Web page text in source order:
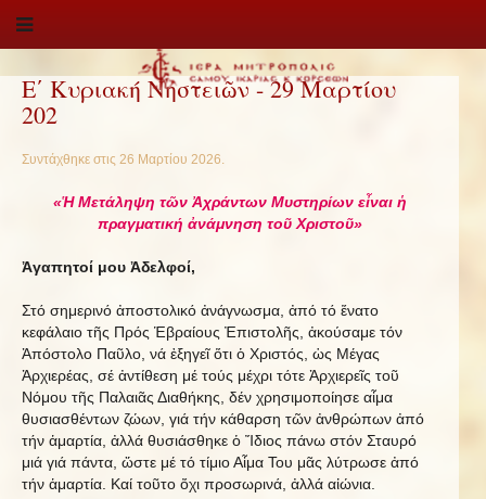
Ε΄ Κυριακή Νηστειῶν - 29 Μαρτίου
202
Συντάχθηκε στις 26 Μαρτίου 2026.
«Ἡ Μετάληψη τῶν Ἀχράντων Μυστηρίων εἶναι ἡ
πραγματική ἀνάμνηση τοῦ Χριστοῦ»
Ἀγαπητοί μου Ἀδελφοί,
Στό σημερινό ἀποστολικό ἀνάγνωσμα, ἀπό τό ἕνατο
κεφάλαιο τῆς Πρός Ἑβραίους Ἐπιστολῆς, ἀκούσαμε τόν
Ἀπόστολο Παῦλο, νά ἐξηγεῖ ὅτι ὁ Χριστός, ὡς Μέγας
Ἀρχιερέας, σέ ἀντίθεση μέ τούς μέχρι τότε Ἀρχιερεῖς τοῦ
Νόμου τῆς Παλαιᾶς Διαθήκης, δέν χρησιμοποίησε αἷμα
θυσιασθέντων ζώων, γιά τήν κάθαρση τῶν ἀνθρώπων ἀπό
τήν ἁμαρτία, ἀλλά θυσιάσθηκε ὁ Ἴδιος πάνω στόν Σταυρό
μιά γιά πάντα, ὥστε μέ τό τίμιο Αἷμα Του μᾶς λύτρωσε ἀπό
τήν ἁμαρτία. Καί τοῦτο ὄχι προσωρινά, ἀλλά αἰώνια.